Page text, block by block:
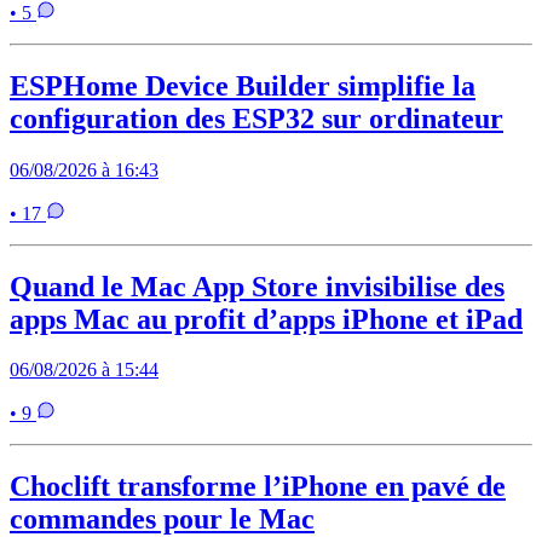
• 5
ESPHome Device Builder simplifie la
configuration des ESP32 sur ordinateur
06/08/2026 à 16:43
• 17
Quand le Mac App Store invisibilise des
apps Mac au profit d’apps iPhone et iPad
06/08/2026 à 15:44
• 9
Choclift transforme l’iPhone en pavé de
commandes pour le Mac